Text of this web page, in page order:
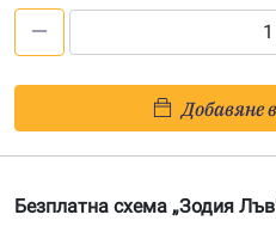
схема
„Зодия
Добавяне
Безплатна схема „Зодия